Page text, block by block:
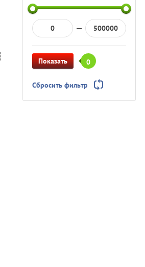
Показать 0
Сбросить фильтр